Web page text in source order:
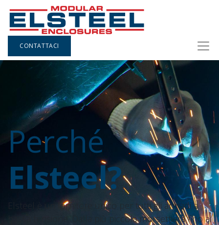
CONTATTACI
Perché
Elsteel?
Elsteel è un fornitore unico per tutti gli armadi a
bassa tensione. Dalla più piccola morsettiera fino ai